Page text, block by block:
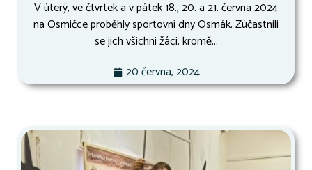
V úterý, ve čtvrtek a v pátek 18., 20. a 21. června 2024
na Osmičce proběhly sportovní dny Osmák. Zúčastnili
se jich všichni žáci, kromě...
20 června, 2024